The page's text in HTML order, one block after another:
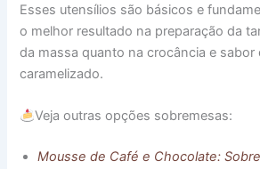
Esses utensílios são básicos e
o melhor resultado na preparação da
da massa quanto na crocância e sabor
caramelizado.
Veja outras opções sobremesas:
Mousse de Café e Chocolate: